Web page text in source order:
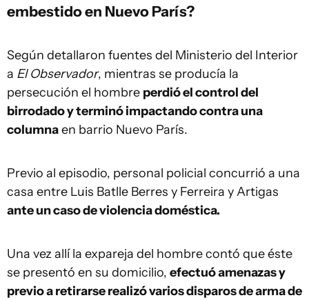
embestido en Nuevo París?
Según detallaron fuentes del Ministerio del Interior
a El Observador, mientras se producía la
persecución el hombre perdió el control del
birrodado y terminó impactando contra una
columnaen barrio Nuevo París.
Previo al episodio, personal policial concurrió a una
casa entre Luis Batlle Berres y Ferreira y Artigas
ante un caso de violencia doméstica.
Una vez allí la expareja del hombre contó que éste
se presentó en su domicilio, efectuó amenazas y
previo a retirarse realizó varios disparos de arma de